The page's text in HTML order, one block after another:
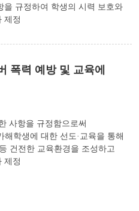
을 규정하여 학생의 시력 보호와
제정
폭력 예방 및 교육에
사항을 규정함으로써
학생에 대한 선도·교육을 통해
건전한 교육환경을 조성하고
제정